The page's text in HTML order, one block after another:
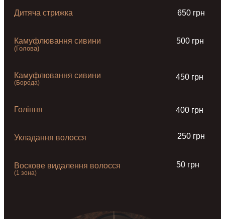
Дитяча стрижка 650 грн
Камуфлювання сивини
(Голова)
500 грн
Камуфлювання сивини
(Борода)
450 грн
Гоління 400 грн
Укладання волосся 250 грн
Воскове видалення волосся
(1 зона)
50 грн